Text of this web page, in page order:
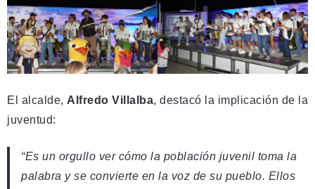
El alcalde, Alfredo Villalba, destacó la implicación de la
juventud:
“Es un orgullo ver cómo la población juvenil toma la
palabra y se convierte en la voz de su pueblo. Ellos